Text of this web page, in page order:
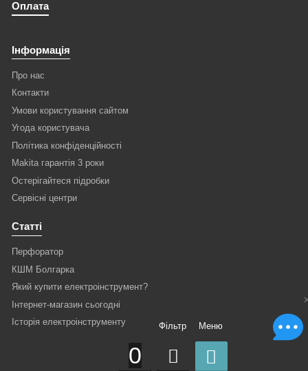
Оплата
Інформація
Про нас
Контакти
Умови користування сайтом
Угода користувача
Політика конфіденційності
Makita гарантія 3 роки
Остерігайтеся підробки
Сервісні центри
Статті
Перфоратор
КШМ Болгарка
Який купити електроінструмент?
Інтернет-магазин сьогодні
Історія електроінструменту
0
Фільтр Меню